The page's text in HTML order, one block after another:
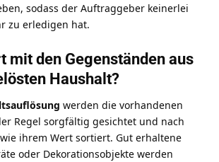
sodass der Auftraggeber keinerlei
zu erledigen hat.
mit den Gegenständen aus
Haushalt?
werden die vorhandenen
Regel sorgfältig gesichtet und nach
ihrem Wert sortiert. Gut erhaltene
oder Dekorationsobjekte werden